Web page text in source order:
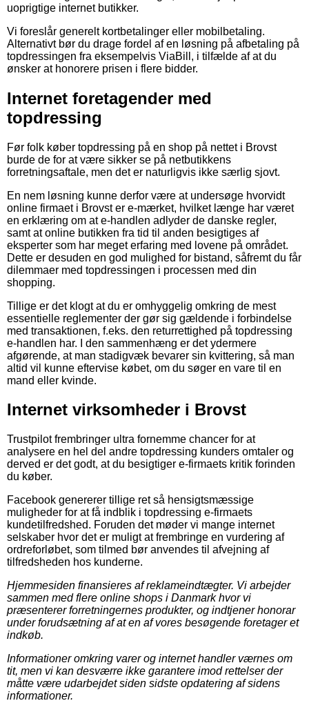
uoprigtige internet butikker.
Vi foreslår generelt kortbetalinger eller mobilbetaling.
Alternativt bør du drage fordel af en løsning på afbetaling på
topdressingen fra eksempelvis ViaBill, i tilfælde af at du
ønsker at honorere prisen i flere bidder.
Internet foretagender med
topdressing
Før folk køber topdressing på en shop på nettet i Brovst
burde de for at være sikker se på netbutikkens
forretningsaftale, men det er naturligvis ikke særlig sjovt.
En nem løsning kunne derfor være at undersøge hvorvidt
online firmaet i Brovst er e-mærket, hvilket længe har været
en erklæring om at e-handlen adlyder de danske regler,
samt at online butikken fra tid til anden besigtiges af
eksperter som har meget erfaring med lovene på området.
Dette er desuden en god mulighed for bistand, såfremt du får
dilemmaer med topdressingen i processen med din
shopping.
Tillige er det klogt at du er omhyggelig omkring de mest
essentielle reglementer der gør sig gældende i forbindelse
med transaktionen, f.eks. den returrettighed på topdressing
e-handlen har. I den sammenhæng er det ydermere
afgørende, at man stadigvæk bevarer sin kvittering, så man
altid vil kunne eftervise købet, om du søger en vare til en
mand eller kvinde.
Internet virksomheder i Brovst
Trustpilot frembringer ultra fornemme chancer for at
analysere en hel del andre topdressing kunders omtaler og
derved er det godt, at du besigtiger e-firmaets kritik forinden
du køber.
Facebook genererer tillige ret så hensigtsmæssige
muligheder for at få indblik i topdressing e-firmaets
kundetilfredshed. Foruden det møder vi mange internet
selskaber hvor det er muligt at frembringe en vurdering af
ordreforløbet, som tilmed bør anvendes til afvejning af
tilfredsheden hos kunderne.
Hjemmesiden finansieres af reklameindtægter. Vi arbejder
sammen med flere online shops i Danmark hvor vi
præsenterer forretningernes produkter, og indtjener honorar
under forudsætning af at en af vores besøgende foretager et
indkøb.
Informationer omkring varer og internet handler værnes om
tit, men vi kan desværre ikke garantere imod rettelser der
måtte være udarbejdet siden sidste opdatering af sidens
informationer.